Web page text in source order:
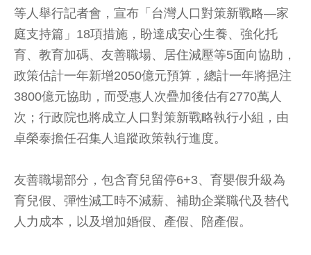
等人舉行記者會，宣布「台灣人口對策新戰略—家
庭支持篇」18項措施，盼達成安心生養、強化托
育、教育加碼、友善職場、居住減壓等5面向協助，
政策估計一年新增2050億元預算，總計一年將挹注
3800億元協助，而受惠人次疊加後估有2770萬人
次；行政院也將成立人口對策新戰略執行小組，由
卓榮泰擔任召集人追蹤政策執行進度。
友善職場部分，包含育兒留停6+3、育嬰假升級為
育兒假、彈性減工時不減薪、補助企業職代及替代
人力成本，以及增加婚假、產假、陪產假。